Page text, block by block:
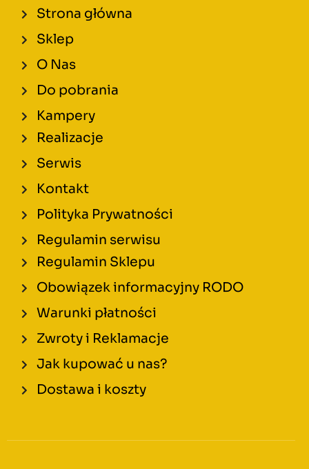
Strona główna
Sklep
O Nas
Do pobrania
Kampery
Realizacje
Serwis
Kontakt
Polityka Prywatności
Regulamin serwisu
Regulamin Sklepu
Obowiązek informacyjny RODO
Warunki płatności
Zwroty i Reklamacje
Jak kupować u nas?
Dostawa i koszty